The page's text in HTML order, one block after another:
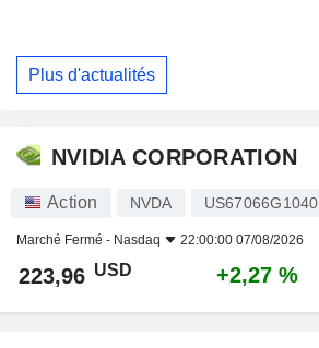
Plus d'actualités
NVIDIA CORPORATION
Action NVDA US67066G1040
Marché Fermé - Nasdaq 22:00:00 07/08/2026
223,96 USD +2,27 %